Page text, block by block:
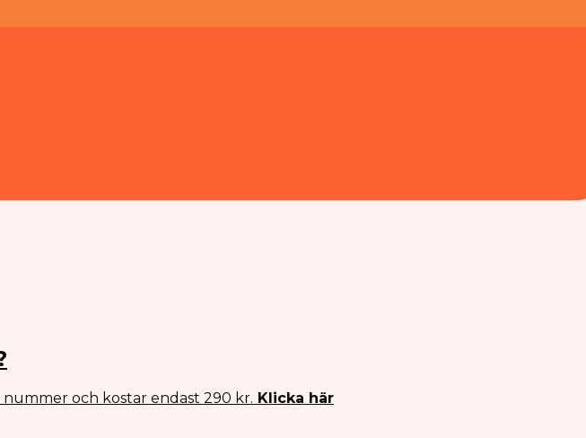
och kostar endast 290 kr. Klicka här